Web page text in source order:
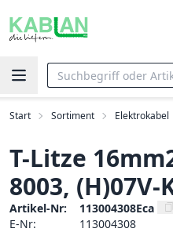
Start Sortiment Elektrokabel
T-Litze
8003, (H)07V-
Artikel-Nr:
113004308Eca
E-Nr:
113004308